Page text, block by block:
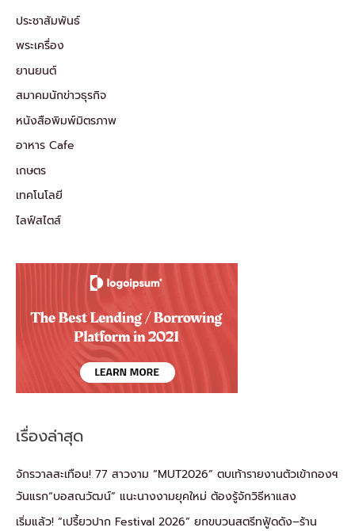
ประชาสัมพันธ์
พระเครื่อง
ยานยนต์
สมาคมนักข่าวธุรกิจ
หนังสือพิมพ์มิตรภาพ
อาหาร Cafe
เกษตร
เทคโนโลยี
ไลฟ์สไตส์
เรื่องล่าสุด
จักรวาลสะเทือน! 77 สาวงาม “MUT2026” ตบเท้ารายงานตัวเข้ากองฯ
วันแรก“บอสณวัฒน์” แนะนางงามยุคใหม่ ต้องรู้จักวิธีหาแสง
เริ่มแล้ว! “เปรี้ยวปาก Festival 2026” ยกขบวนสตรีทฟู้ดดัง–ร้าน